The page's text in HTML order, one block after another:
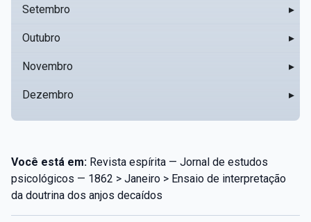
Setembro ▸
Outubro ▸
Novembro ▸
Dezembro ▸
Você está em: Revista espírita — Jornal de estudos
psicológicos — 1862 > Janeiro > Ensaio de interpretação
da doutrina dos anjos decaídos